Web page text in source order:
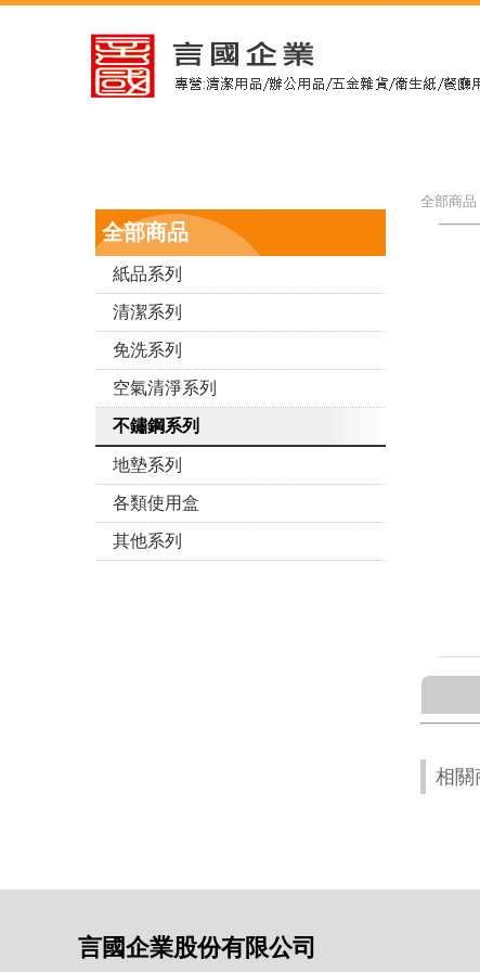
全部商品
紙品系列
清潔系列
免洗系列
空氣清淨系列
不鏽鋼系列
地墊系列
各類使用盒
其他系列
全部商
相關
言國企業股份有限公司